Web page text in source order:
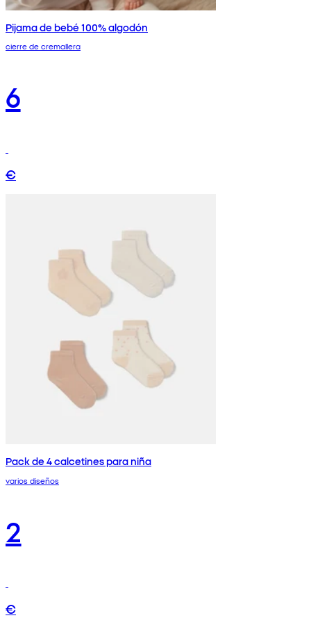
Pijama de bebé 100% algodón
cierre de cremallera
6
€
Pack de 4 calcetines para niña
varios diseños
2
€